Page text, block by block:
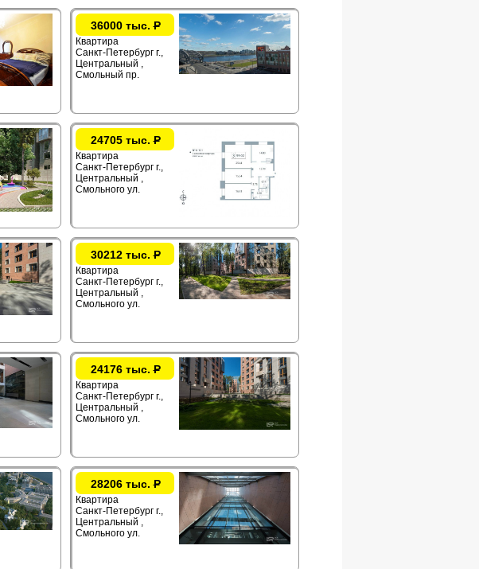
36000 тыс.Р
Квартира
Санкт-Петербург г.,
Центральный ,
Смольный пр.
24705 тыс.Р
Квартира
Санкт-Петербург г.,
Центральный ,
Смольного ул.
30212 тыс.Р
Квартира
Санкт-Петербург г.,
Центральный ,
Смольного ул.
24176 тыс.Р
Квартира
Санкт-Петербург г.,
Центральный ,
Смольного ул.
28206 тыс.Р
Квартира
Санкт-Петербург г.,
Центральный ,
Смольного ул.